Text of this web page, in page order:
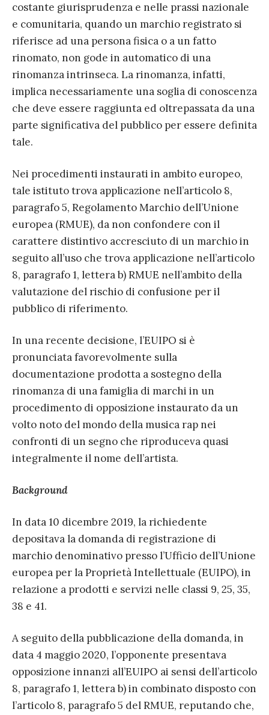
costante giurisprudenza e nelle prassi nazionale
e comunitaria, quando un marchio registrato si
riferisce ad una persona fisica o a un fatto
rinomato, non gode in automatico di una
rinomanza intrinseca. La rinomanza, infatti,
implica necessariamente una soglia di conoscenza
che deve essere raggiunta ed oltrepassata da una
parte significativa del pubblico per essere definita
tale.
Nei procedimenti instaurati in ambito europeo,
tale istituto trova applicazione nell’articolo 8,
paragrafo 5, Regolamento Marchio dell’Unione
europea (RMUE), da non confondere con il
carattere distintivo accresciuto di un marchio in
seguito all’uso che trova applicazione nell’articolo
8, paragrafo 1, lettera b) RMUE nell’ambito della
valutazione del rischio di confusione per il
pubblico di riferimento.
In una recente decisione, l’EUIPO si è
pronunciata favorevolmente sulla
documentazione prodotta a sostegno della
rinomanza di una famiglia di marchi in un
procedimento di opposizione instaurato da un
volto noto del mondo della musica rap nei
confronti di un segno che riproduceva quasi
integralmente il nome dell’artista.
Background
In data 10 dicembre 2019, la richiedente
depositava la domanda di registrazione di
marchio denominativo presso l’Ufficio dell’Unione
europea per la Proprietà Intellettuale (EUIPO), in
relazione a prodotti e servizi nelle classi 9, 25, 35,
38 e 41.
A seguito della pubblicazione della domanda, in
data 4 maggio 2020, l’opponente presentava
opposizione innanzi all’EUIPO ai sensi dell’articolo
8, paragrafo 1, lettera b) in combinato disposto con
l’articolo 8, paragrafo 5 del RMUE, reputando che,